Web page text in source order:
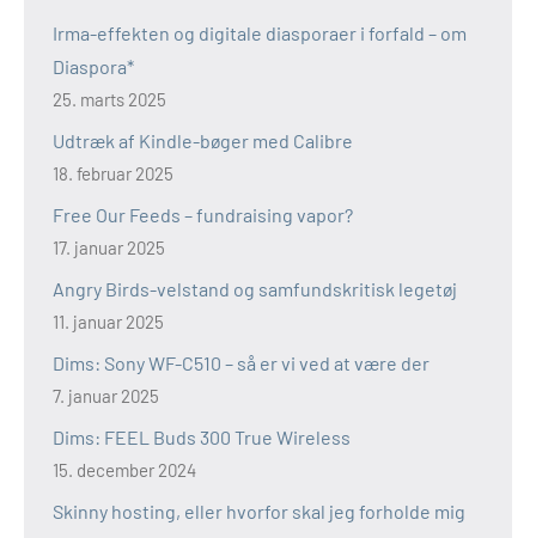
Irma-effekten og digitale diasporaer i forfald – om
Diaspora*
25. marts 2025
Udtræk af Kindle-bøger med Calibre
18. februar 2025
Free Our Feeds – fundraising vapor?
17. januar 2025
Angry Birds-velstand og samfundskritisk legetøj
11. januar 2025
Dims: Sony WF-C510 – så er vi ved at være der
7. januar 2025
Dims: FEEL Buds 300 True Wireless
15. december 2024
Skinny hosting, eller hvorfor skal jeg forholde mig